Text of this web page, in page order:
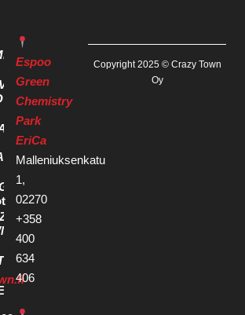
JA
KOKOUS
Espoo
Green
Chemistry
Park
EriCa
Malleniuksenkatu
1,
02270
+358
400
634
406
Copyright 2025 © Crazy Town
Oy